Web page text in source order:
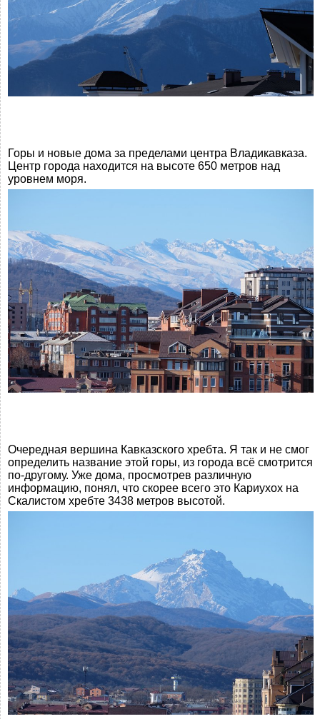
Горы и новые дома за пределами центра Владикавказа.
Центр города находится на высоте 650 метров над
уровнем моря.
Очередная вершина Кавказского хребта. Я так и не смог
определить название этой горы, из города всё смотрится
по-другому. Уже дома, просмотрев различную
информацию, понял, что скорее всего это Кариухох на
Скалистом хребте 3438 метров высотой.